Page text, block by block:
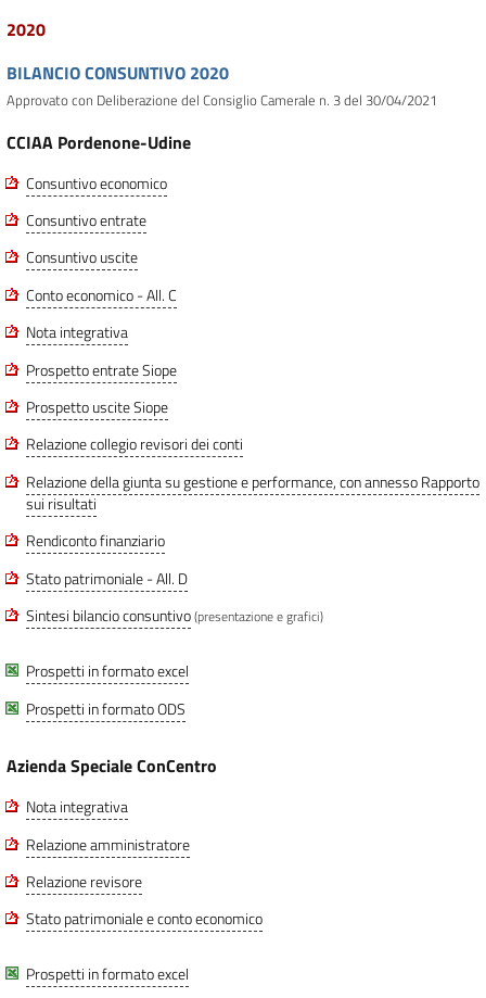
2020
BILANCIO CONSUNTIVO 2020
Approvato con Deliberazione del Consiglio Camerale n. 3 del 30/04/2021
CCIAA Pordenone-Udine
Consuntivo economico
Consuntivo entrate
Consuntivo uscite
Conto economico - All. C
Nota integrativa
Prospetto entrate Siope
Prospetto uscite Siope
Relazione collegio revisori dei conti
Relazione della giunta su gestione e performance, con annesso Rapporto
sui risultati
Rendiconto finanziario
Stato patrimoniale - All. D
Sintesi bilancio consuntivo(presentazione e grafici)
Prospetti in formato excel
Prospetti in formato ODS
Azienda Speciale ConCentro
Nota integrativa
Relazione amministratore
Relazione revisore
Stato patrimoniale e conto economico
Prospetti in formato excel